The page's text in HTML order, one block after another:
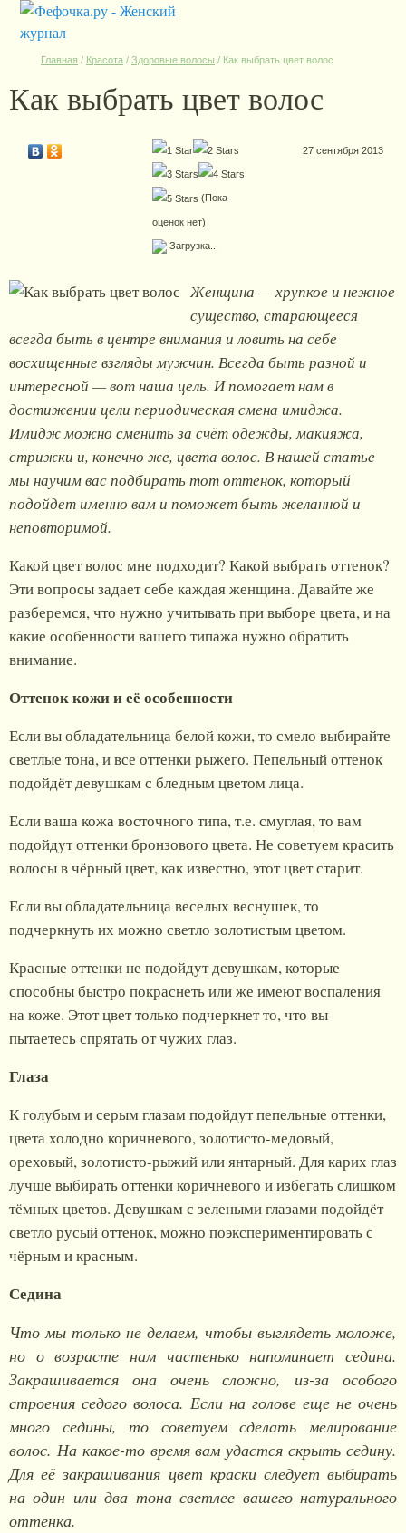
Главная / Красота / Здоровые волосы / Как выбрать цвет волос
Как выбрать цвет волос
(Пока
оценок нет)
Загрузка...
27 сентября 2013
Женщина — хрупкое и нежное
существо, старающееся
всегда быть в центре внимания и ловить на себе
восхищенные взгляды мужчин. Всегда быть разной и
интересной — вот наша цель. И помогает нам в
достижении цели периодическая смена имиджа.
Имидж можно сменить за счёт одежды, макияжа,
стрижки и, конечно же, цвета волос. В нашей статье
мы научим вас подбирать тот оттенок, который
подойдет именно вам и поможет быть желанной и
неповторимой.
Какой цвет волос мне подходит? Какой выбрать оттенок?
Эти вопросы задает себе каждая женщина. Давайте же
разберемся, что нужно учитывать при выборе цвета, и на
какие особенности вашего типажа нужно обратить
внимание.
Оттенок кожи и её особенности
Если вы обладательница белой кожи, то смело выбирайте
светлые тона, и все оттенки рыжего. Пепельный оттенок
подойдёт девушкам с бледным цветом лица.
Если ваша кожа восточного типа, т.е. смуглая, то вам
подойдут оттенки бронзового цвета. Не советуем красить
волосы в чёрный цвет, как известно, этот цвет старит.
Если вы обладательница веселых веснушек, то
подчеркнуть их можно светло золотистым цветом.
Красные оттенки не подойдут девушкам, которые
способны быстро покраснеть или же имеют воспаления
на коже. Этот цвет только подчеркнет то, что вы
пытаетесь спрятать от чужих глаз.
Глаза
К голубым и серым глазам подойдут пепельные оттенки,
цвета холодно коричневого, золотисто-медовый,
ореховый, золотисто-рыжий или янтарный. Для карих глаз
лучше выбирать оттенки коричневого и избегать слишком
тёмных цветов. Девушкам с зелеными глазами подойдёт
светло русый оттенок, можно поэкспериментировать с
чёрным и красным.
Седина
Что мы только не делаем, чтобы выглядеть моложе,
но о возрасте нам частенько напоминает седина.
Закрашивается она очень сложно, из-за особого
строения седого волоса. Если на голове еще не очень
много седины, то советуем сделать мелирование
волос. На какое-то время вам удастся скрыть седину.
Для её закрашивания цвет краски следует выбирать
на один или два тона светлее вашего натурального
оттенка.